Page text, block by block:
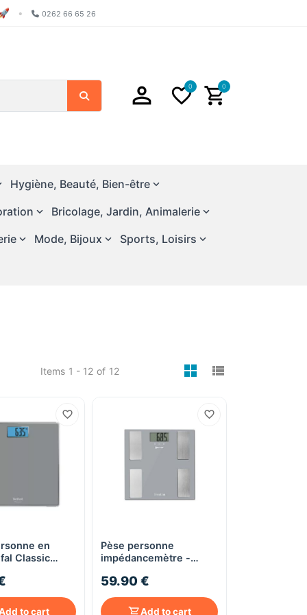
• 0262 66 65 26
Search
0 0
Hygiène, Beauté, Bien-être
Bricolage, Jardin, Animalerie
Mode, Bijoux
Sports, Loisirs
Items 1 - 12 of 12 viewmode
Quick View
en
Classic
to cart
Quick View
Pèse personne
impédancemètre -
Connect - Surface en
verre TERRAILLON
59.90 €
Add to cart